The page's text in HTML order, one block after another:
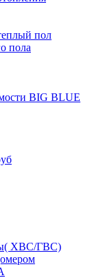
пол
пола
BIG BLUE
ХВС/ГВС)